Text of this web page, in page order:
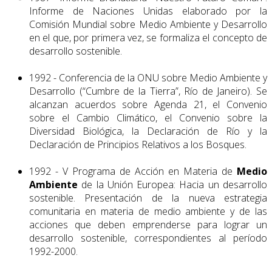
Informe de Naciones Unidas elaborado por la
Comisión Mundial sobre Medio Ambiente y Desarrollo
en el que, por primera vez, se formaliza el concepto de
desarrollo sostenible.
1992 - Conferencia de la ONU sobre Medio Ambiente y
Desarrollo (“Cumbre de la Tierra”, Río de Janeiro). Se
alcanzan acuerdos sobre Agenda 21, el Convenio
sobre el Cambio Climático, el Convenio sobre la
Diversidad Biológica, la Declaración de Río y la
Declaración de Principios Relativos a los Bosques.
1992 - V Programa de Acción en Materia de Medio
Ambiente de la Unión Europea: Hacia un desarrollo
sostenible. Presentación de la nueva estrategia
comunitaria en materia de medio ambiente y de las
acciones que deben emprenderse para lograr un
desarrollo sostenible, correspondientes al período
1992-2000.